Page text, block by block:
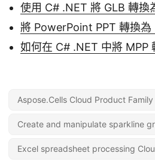
使用 C# .NET 將 GLB 轉換
將 PowerPoint PPT 轉換為
如何在 C# .NET 中將 MPP
Aspose.Cells Cloud Product Family
Create and manipulate sparkline
Excel spreadsheet processing